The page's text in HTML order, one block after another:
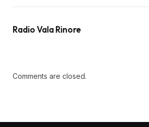
Radio Vala Rinore
Comments are closed.